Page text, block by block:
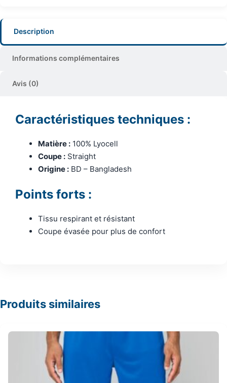
Description
Informations complémentaires
Avis (0)
Caractéristiques techniques :
Matière : 100% Lyocell
Coupe : Straight
Origine : BD – Bangladesh
Points forts :
Tissu respirant et résistant
Coupe évasée pour plus de confort
Produits similaires